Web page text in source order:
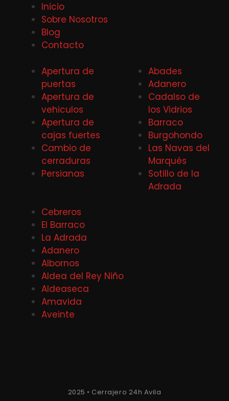
Inicio
Sobre Nosotros
Blog
Contacto
Apertura de
puertas
Apertura de
vehiculos
Apertura de
cajas fuertes
Cambio de
cerraduras
Persianas
Abades
Adanero
Cadalso de
los Vidrios
Barraco
Burgohondo
Las Navas del
Marqués
Sotillo de la
Adrada
Cebreros
El Barraco
La Adrada
Adanero
Albornos
Aldea del Rey Niño
Aldeaseca
Amavida
Aveinte
2025 • Cerrajero 24h Avila